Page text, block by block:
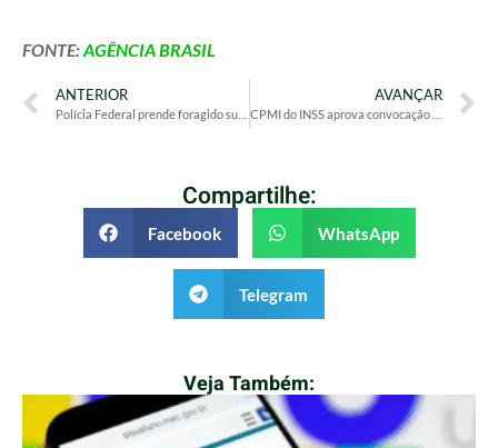
FONTE:AGÊNCIA BRASIL
ANTERIOR AVANÇAR
Compartilhe:
Facebook WhatsApp
Telegram
Veja Também: